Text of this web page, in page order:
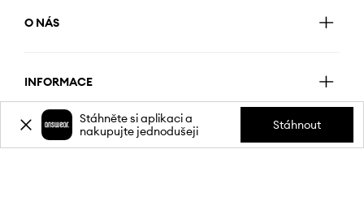
O NÁS
INFORMACE
SLUŽBY ZÁKAZNÍKŮM
Stáhněte si aplikaci a
nakupujte jednodušeji
Stáhnout